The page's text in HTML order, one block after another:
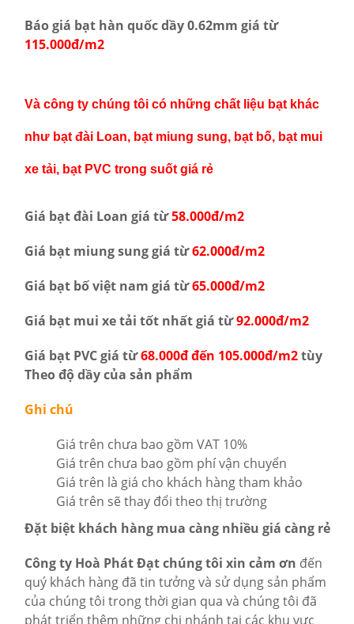
Báo giá bạt hàn quốc dầy 0.62mm giá từ
115.000đ/m2
Và công ty chúng tôi có những chất liệu bạt khác
như bạt đài Loan, bạt miung sung, bạt bố, bạt mui
xe tải, bạt PVC trong suốt giá rẻ
Giá bạt đài Loan giá từ58.000đ/m2
Giá bạt miung sung giá từ62.000đ/m2
Giá bạt bố việt nam giá từ65.000đ/m2
Giá bạt mui xe tải tốt nhất giá từ92.000đ/m2
Giá bạt PVC giá từ68.000đ đến 105.000đ/m2tùy
Theo độ dầy của sản phẩm
Ghi chú
Giá trên chưa bao gồm VAT 10%
Giá trên chưa bao gồm phí vận chuyển
Giá trên là giá cho khách hàng tham khảo
Giá trên sẽ thay đổi theo thị trường
Đặt biệt khách hàng mua càng nhiều giá càng rẻ
Công ty Hoà Phát Đạt chúng tôi xin cảm ơn đến
quý khách hàng đã tin tưởng và sử dụng sản phẩm
của chúng tôi trong thời gian qua và chúng tôi đã
phát triển thêm những chi nhánh tại các khu vực